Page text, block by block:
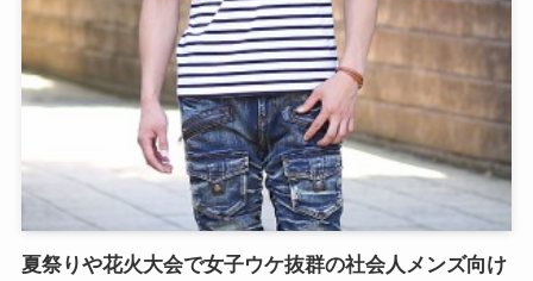
夏祭りや花火大会で女子ウケ抜群の社会人メンズ向け